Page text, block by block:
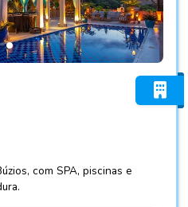
com SPA, piscinas e